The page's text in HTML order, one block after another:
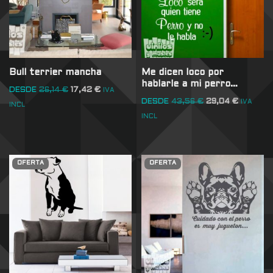
Bull terrier mancha
DESDE 26,14€ 17,42 € IVA
INCL
Me dicen loco por
hablarle a mi perro…
DESDE 43,56€ 29,04€ IVA
INCL
OFERTA OFERTA